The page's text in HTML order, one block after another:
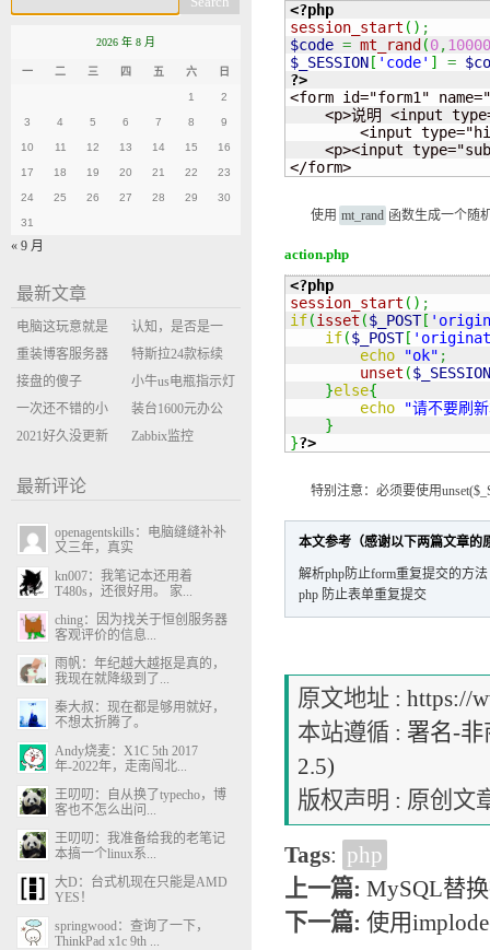
<?php
session_start ( ) ;
$code = mt_rand (0,
$_SESSION [ 'code' ] =
?>
<form id="form1"
<p>说明 <input
<input
<p><input
</form>
使用 mt_rand 函数生成一个随
action.php
<?php
session_start ( ) ;
if(isset ($_POST[
if($_POST[
echo
"ok" ;
unset ($_SESSION
}else{
echo
"请不要刷
}
}?>
特别注意：必须要使用
本文参考（感谢以下两篇文章的
解析php防止form重复提交的方法
php 防止表单重复提交
原文地址 :https://
本站遵循 : 署名-非
2.5)
版权声明 : 原创文
Tags: php
上一篇: MySQL替
下一篇: 使用
2026 年 8 月
一 二 三 四 五 六 日
1 2
3 4 5 6 7 8 9
10 11 12 13 14 15 16
17 18 19 20 21 22 23
24 25 26 27 28 29 30
31
« 9 月
最新文章
电脑这玩意就是
缝缝补补的事
认知，是否是一
座大山？当架构
决策变成配置清
单比价
重装博客服务器
环境
特斯拉24款标续
Model Y 2万公里
使用体验
接盘的傻子
小牛us电瓶指示灯
闪三次不上电
一次还不错的小
米售后体验
装台1600元办公
主机
2021好久没更新
Zabbix监控
最新评论
openagentskills：电脑缝缝补补
又三年，真实
kn007：我笔记本还用着
T480s，还很好用。 家...
ching：因为找关于恒创服务器
客观评价的信息...
雨帆：年纪越大越抠是真的，
我现在就降级到了...
秦大叔：现在都是够用就好，
不想太折腾了。
Andy烧麦：X1C 5th 2017
年-2022年，走南闯北...
王叨叨：自从换了typecho，博
客也不怎么出问...
王叨叨：我准备给我的老笔记
本搞一个linux系...
大D：台式机现在只能是AMD
YES！
springwood：查询了一下，
ThinkPad x1c 9th ...